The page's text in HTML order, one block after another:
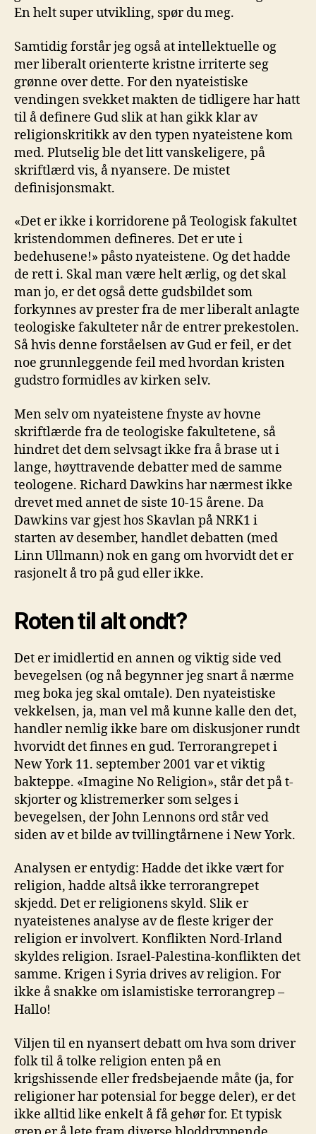
En helt super utvikling, spør du meg.
Samtidig forstår jeg også at intellektuelle og
mer liberalt orienterte kristne irriterte seg
grønne over dette. For den nyateistiske
vendingen svekket makten de tidligere har hatt
til å definere Gud slik at han gikk klar av
religionskritikk av den typen nyateistene kom
med. Plutselig ble det litt vanskeligere, på
skriftlærd vis, å nyansere. De mistet
definisjonsmakt.
«Det er ikke i korridorene på Teologisk fakultet
kristendommen defineres. Det er ute i
bedehusene!» påsto nyateistene. Og det hadde
de rett i. Skal man være helt ærlig, og det skal
man jo, er det også dette gudsbildet som
forkynnes av prester fra de mer liberalt anlagte
teologiske fakulteter når de entrer prekestolen.
Så hvis denne forståelsen av Gud er feil, er det
noe grunnleggende feil med hvordan kristen
gudstro formidles av kirken selv.
Men selv om nyateistene fnyste av hovne
skriftlærde fra de teologiske fakultetene, så
hindret det dem selvsagt ikke fra å brase ut i
lange, høyttravende debatter med de samme
teologene. Richard Dawkins har nærmest ikke
drevet med annet de siste 10-15 årene. Da
Dawkins var gjest hos Skavlan på NRK1 i
starten av desember, handlet debatten (med
Linn Ullmann) nok en gang om hvorvidt det er
rasjonelt å tro på gud eller ikke.
Roten til alt ondt?
Det er imidlertid en annen og viktig side ved
bevegelsen (og nå begynner jeg snart å nærme
meg boka jeg skal omtale). Den nyateistiske
vekkelsen, ja, man vel må kunne kalle den det,
handler nemlig ikke bare om diskusjoner rundt
hvorvidt det finnes en gud. Terrorangrepet i
New York 11. september 2001 var et viktig
bakteppe. «Imagine No Religion», står det på t-
skjorter og klistremerker som selges i
bevegelsen, der John Lennons ord står ved
siden av et bilde av tvillingtårnene i New York.
Analysen er entydig: Hadde det ikke vært for
religion, hadde altså ikke terrorangrepet
skjedd. Det er religionens skyld. Slik er
nyateistenes analyse av de fleste kriger der
religion er involvert. Konflikten Nord-Irland
skyldes religion. Israel-Palestina-konflikten det
samme. Krigen i Syria drives av religion. For
ikke å snakke om islamistiske terrorangrep –
Hallo!
Viljen til en nyansert debatt om hva som driver
folk til å tolke religion enten på en
krigshissende eller fredsbejaende måte (ja, for
religioner har potensial for begge deler), er det
ikke alltid like enkelt å få gehør for. Et typisk